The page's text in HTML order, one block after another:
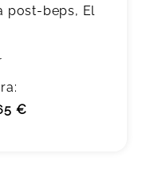
post-beps, El
€